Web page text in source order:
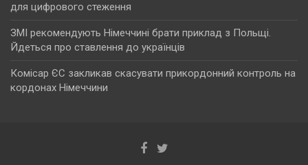
для цифрового стеження
ЗМІ рекомендують Німеччині брати приклад з Польщі.
Йдеться про ставлення до українців
Комісар ЄС закликав скасувати прикордонний контроль на
кордонах Німеччини